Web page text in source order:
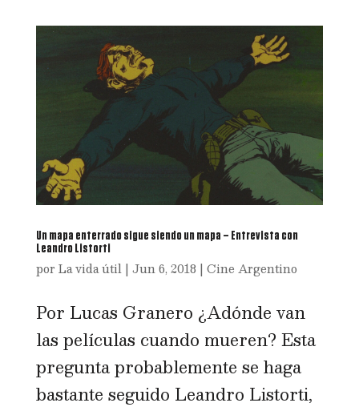
Un mapa enterrado sigue siendo un mapa – Entrevista con
Leandro Listorti
por La vida útil| Jun 6, 2018 | Cine Argentino
Por Lucas Granero ¿Adónde van
las películas cuando mueren? Esta
pregunta probablemente se haga
bastante seguido Leandro Listorti,